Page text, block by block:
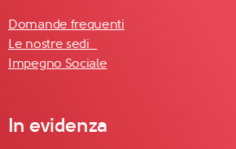
Domande frequenti
Le nostre sedi
Impegno Sociale
In evidenza